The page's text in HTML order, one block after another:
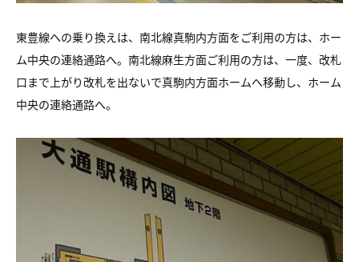
東豊線への乗り換えは、南北線真駒内方面をご利用の方は、ホー
ム中央の連絡通路へ。南北線麻生方面ご利用の方は、一度、改札
口まで上がり改札を出ないで真駒内方面ホームへ移動し、ホーム
中央の連絡通路へ。